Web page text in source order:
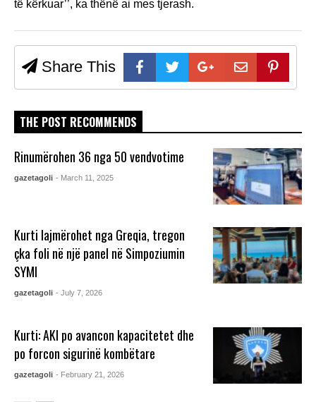
të kërkuar’’, ka thënë ai mes tjerash.
Share This
THE POST RECOMMENDS
Rinumërohen 36 nga 50 vendvotime
gazetagoli - March 11, 2025
Kurti lajmërohet nga Greqia, tregon
çka foli në një panel në Simpoziumin
SYMI
gazetagoli - July 7, 2026
Kurti: AKI po avancon kapacitetet dhe
po forcon sigurinë kombëtare
gazetagoli - February 21, 2026